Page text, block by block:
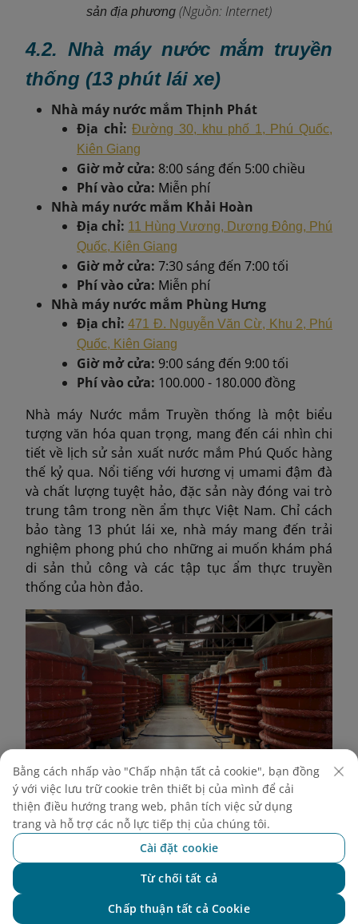
sản địa phương (Nguồn: Internet)
4.2. Nhà máy nước mắm truyền
thống (13 phút lái xe)
Nhà máy nước mắm Thịnh Phát
Địa chỉ: Đường 30, khu phố 1, Phú Quốc,
Kiên Giang
Giờ mở cửa: 8:00 sáng đến 5:00 chiều
Phí vào cửa: Miễn phí
Nhà máy nước mắm Khải Hoàn
Địa chỉ: 11 Hùng Vương, Dương Đông, Phú
Quốc, Kiên Giang
Giờ mở cửa: 7:30 sáng đến 7:00 tối
Phí vào cửa: Miễn phí
Nhà máy nước mắm Phùng Hưng
Địa chỉ: 471 Đ. Nguyễn Văn Cừ, Khu 2, Phú
Quốc, Kiên Giang
Giờ mở cửa: 9:00 sáng đến 9:00 tối
Phí vào cửa: 100.000 - 180.000 đồng
Nhà máy Nước mắm Truyền thống là một biểu
tượng văn hóa quan trọng, mang đến cái nhìn chi
tiết về lịch sử sản xuất nước mắm Phú Quốc hàng
thế kỷ qua. Nổi tiếng với hương vị umami đậm đà
và chất lượng tuyệt hảo, đặc sản này đóng vai trò
trung tâm trong nền ẩm thực Việt Nam. Chỉ cách
bảo tàng 13 phút lái xe, nhà máy mang đến trải
nghiệm phong phú cho những ai muốn khám phá
di sản thủ công và các tập tục ẩm thực truyền
thống của hòn đảo.
Nhà máy chứng minh cách các nhà sản xuất địa
phương duy trì các phương pháp truyền thống để đảm
bảo chất lượng nước mắm cao nhất
Bằng cách nhấp vào "Chấp nhận tất cả cookie", bạn đồng
ý với việc lưu trữ cookie trên thiết bị của mình để cải
thiện điều hướng trang web, phân tích việc sử dụng
trang và hỗ trợ các nỗ lực tiếp thị của chúng tôi.
Cài đặt cookie
Từ chối tất cả
Chấp thuận tất cả Cookie